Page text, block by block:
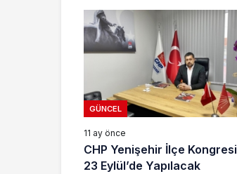
GÜNCEL
11 ay önce
CHP Yenişehir İlçe Kongresi
23 Eylül’de Yapılacak